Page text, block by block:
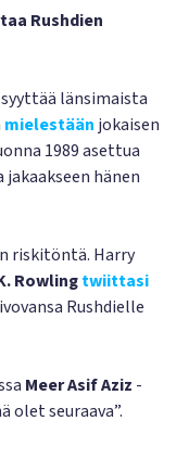
Rushdien
syyttää länsimaista
mielestään jokaisen
1989 asettua
hänen
riskitöntä. Harry
Rowlingtwiittasi
Rushdielle
Meer Asif Aziz -
olet seuraava”.